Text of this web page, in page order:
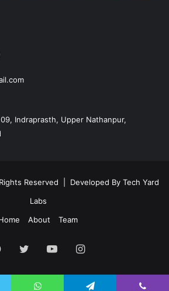
Indraprasth, Upper Nathanpur,
Reserved | Developed By Tech Yard
Labs
About Team
Facebook
TwitterYouTubeInstagram